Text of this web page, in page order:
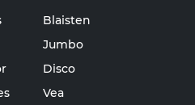
Blaisten
Jumbo
Disco
Vea